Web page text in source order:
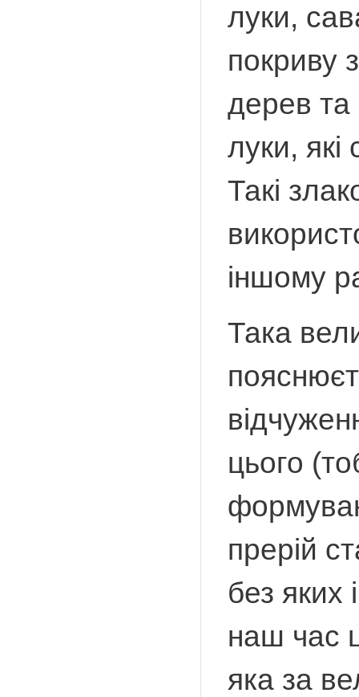
луки,
покриву
дерев та
луки,
Такі
іншому
Така
цього
прерій
без яких
наш час
яка за